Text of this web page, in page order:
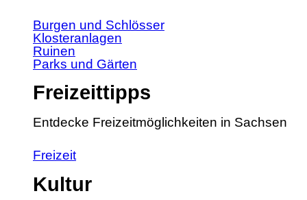
Burgen und Schlösser
Klosteranlagen
Ruinen
Parks und Gärten
Freizeittipps
Entdecke Freizeitmöglichkeiten in Sachsen
Freizeit
Kultur